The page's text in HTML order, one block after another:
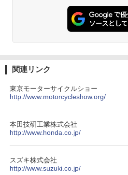
関連リンク
東京モーターサイクルショー
http://www.motorcycleshow.org/
本田技研工業株式会社
http://www.honda.co.jp/
スズキ株式会社
http://www.suzuki.co.jp/